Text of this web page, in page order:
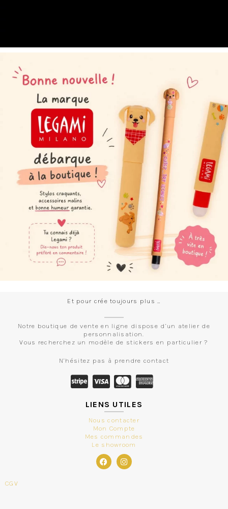
Et pour crée toujours plus …
Notre boutique de vente en ligne dispose d’un atelier de
personnalisation.
Vous recherchez un modèle de stickers en particulier ?
N’hésitez pas à prendre contact
LIENS UTILES
Nous contacter
Mon Compte
Mes commandes
Le showroom
CGV